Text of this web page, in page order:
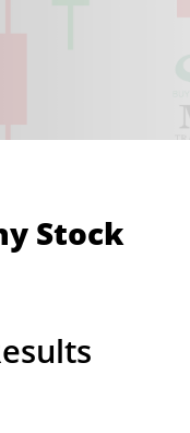
Stock